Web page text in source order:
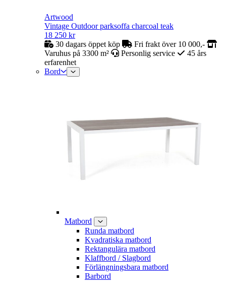
Artwood
Vintage Outdoor parksoffa charcoal teak
18 250 kr
30 dagars öppet köp
Fri frakt över 10 000,-
Varuhus på 3300 m²
Personlig service
45 års
erfarenhet
Bord
Matbord
Runda matbord
Kvadratiska matbord
Rektangulära matbord
Klaffbord / Slagbord
Förlängningsbara matbord
Barbord